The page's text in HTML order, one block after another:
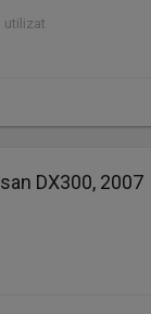
DX300, 2007